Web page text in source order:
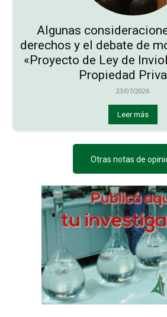
Algunas
derechos y el debate de
«Proyecto de Ley de
Propiedad
23/07/2026
Leer más
Otras notas de